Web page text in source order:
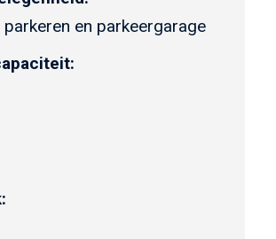
parkeren en parkeergarage